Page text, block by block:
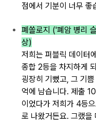
점에서 기분이 너무 좋
폐쏠로지 ('폐암 병리
상)
저희는 퍼블릭 데이터
종합 2등을 차지하게
굉장히 기뻤고, 그 기쁨
억에 남습니다. 제출
이었다가 저희가 4등
로 나왔거든요. 그랬을